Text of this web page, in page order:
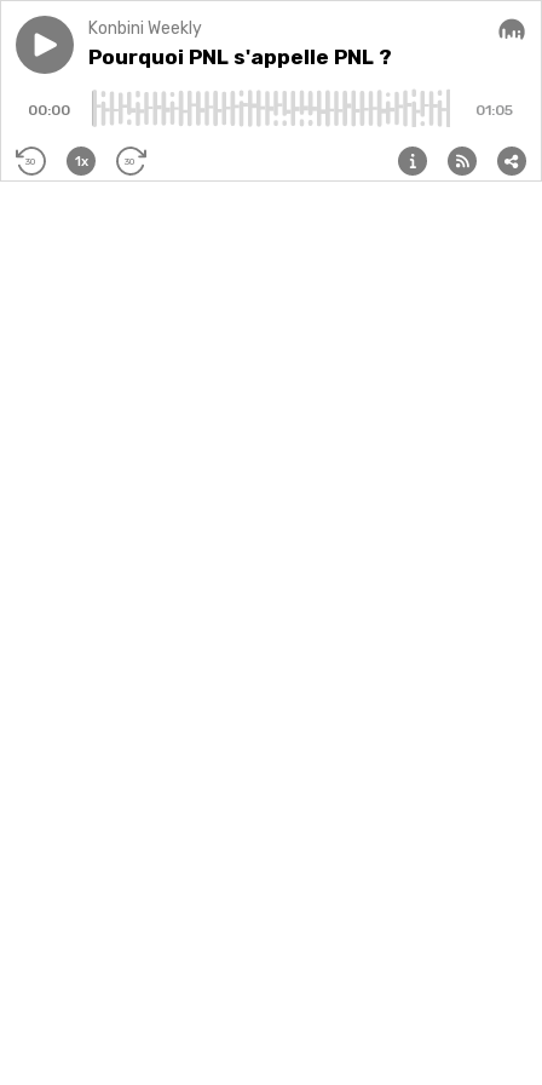
Play episodePourquoi PNL s'appelle PNL ?
Konbini Weekly
Pourquoi PNL s'appelle PNL ?
00:00 01:05
30 1x 30